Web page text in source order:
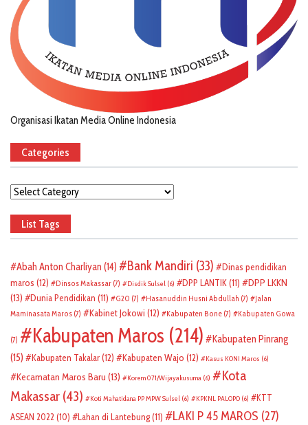
Organisasi Ikatan Media Online Indonesia
Categories
Categories
List Tags
Abah Anton Charliyan (14) Bank Mandiri (33)
Dinas pendidikan
maros (12) Dinsos Makassar (7) Disdik Sulsel (6) DPP LANTIK(11)
DPP LKKN
(13)
Dunia Pendidikan (11) G20 (7) Hasanuddin Husni Abdullah (7)
Jalan
Maminasata Maros (7) Kabinet Jokowi (12) Kabupaten Bone (7) Kabupaten Gowa
(7) Kabupaten Maros (214)
Kabupaten Pinrang
(15)
Kabupaten Takalar(12) Kabupaten Wajo (12) Kasus KONI Maros (6)
Kecamatan Maros Baru (13) Korem 071/Wijayakusuma (6)
Kota
Makassar (43) Koti Mahatidana PP MPW Sulsel (6) KPKNL PALOPO (6)
KTT
ASEAN 2022 (10) Lahan di Lantebung(11) LAKI P 45 MAROS (27)